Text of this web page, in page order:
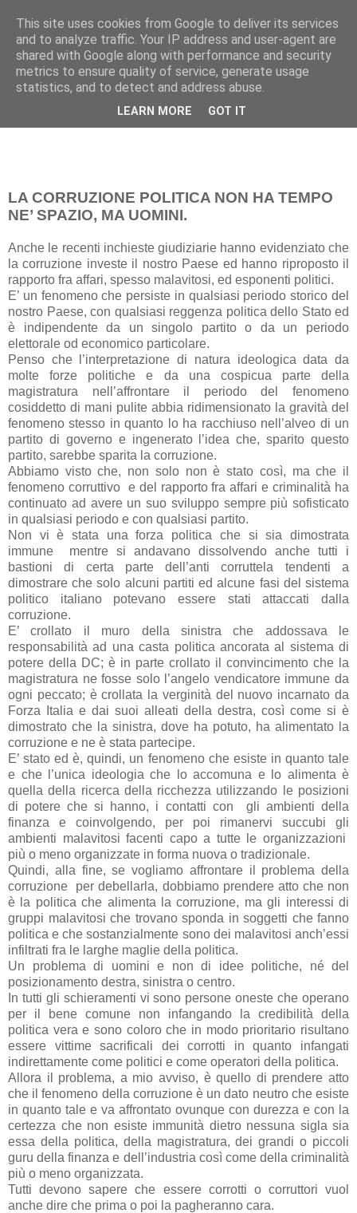
Pippo Bufardeci
La politica a Siracusa e dintorni
mercoledì 17 dicembre 2014
LA CORRUZIONE POLITICA NON HA TEMPO
NE’ SPAZIO, MA UOMINI.
Anche le recenti inchieste giudiziarie hanno evidenziato che
la corruzione investe il nostro Paese ed hanno riproposto il
rapporto fra affari, spesso malavitosi, ed esponenti politici.
E’ un fenomeno che persiste in qualsiasi periodo storico del
nostro Paese, con qualsiasi reggenza politica dello Stato ed
è indipendente da un singolo partito o da un periodo
elettorale od economico particolare.
Penso che l’interpretazione di natura ideologica data da
molte forze politiche e da una cospicua parte della
magistratura nell’affrontare il periodo del fenomeno
cosiddetto di mani pulite abbia ridimensionato la gravità del
fenomeno stesso in quanto lo ha racchiuso nell’alveo di un
partito di governo e ingenerato l’idea che, sparito questo
partito, sarebbe sparita la corruzione.
Abbiamo visto che, non solo non è stato così, ma che il
fenomeno corruttivo e del rapporto fra affari e criminalità ha
continuato ad avere un suo sviluppo sempre più sofisticato
in qualsiasi periodo e con qualsiasi partito.
Non vi è stata una forza politica che si sia dimostrata
immune
mentre si andavano dissolvendo anche tutti i
bastioni di certa parte dell’anti corruttela tendenti a
dimostrare che solo alcuni partiti ed alcune fasi del sistema
politico italiano potevano essere stati attaccati dalla
corruzione.
E’ crollato il muro della sinistra che addossava le
responsabilità ad una casta politica ancorata al sistema di
potere della DC; è in parte crollato il convincimento che la
magistratura ne fosse solo l’angelo vendicatore immune da
ogni peccato; è crollata la verginità del nuovo incarnato da
Forza Italia e dai suoi alleati della destra, così come si è
dimostrato che la sinistra, dove ha potuto, ha alimentato la
corruzione e ne è stata partecipe.
E’ stato ed è, quindi, un fenomeno che esiste in quanto tale
e che l’unica ideologia che lo accomuna e lo alimenta è
quella della ricerca della ricchezza utilizzando le posizioni
di potere che si hanno, i contatti con
gli ambienti della
finanza e coinvolgendo, per poi rimanervi succubi gli
ambienti malavitosi facenti capo a tutte le organizzazioni
più o meno organizzate in forma nuova o tradizionale.
Quindi, alla fine, se vogliamo affrontare il problema della
corruzione
per debellarla, dobbiamo prendere atto che non
è la politica che alimenta la corruzione, ma gli interessi di
gruppi malavitosi che trovano sponda in soggetti che fanno
politica e che sostanzialmente sono dei malavitosi anch’essi
infiltrati fra le larghe maglie della politica.
Un problema di uomini e non di idee politiche, né del
posizionamento destra, sinistra o centro.
In tutti gli schieramenti vi sono persone oneste che operano
per il bene comune non infangando la credibilità della
politica vera e sono coloro che in modo prioritario risultano
essere vittime sacrificali dei corrotti in quanto infangati
indirettamente come politici e come operatori della politica.
Allora il problema, a mio avviso, è quello di prendere atto
che il fenomeno della corruzione è un dato neutro che esiste
in quanto tale e va affrontato ovunque con durezza e con la
certezza che non esiste immunità dietro nessuna sigla sia
essa della politica, della magistratura, dei grandi o piccoli
guru della finanza e dell’industria così come della criminalità
più o meno organizzata.
Tutti devono sapere che essere corrotti o corruttori vuol
anche dire che prima o poi la pagheranno cara.
This site uses cookies from Google to deliver its services
and to analyze traffic. Your IP address and user-agent are
shared with Google along with performance and security
metrics to ensure quality of service, generate usage
statistics, and to detect and address abuse.
LEARN MORE GOT IT